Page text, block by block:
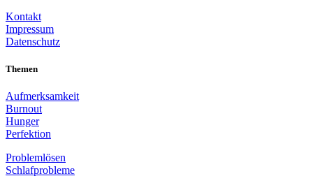
Kontakt
Impressum
Datenschutz
Themen
Aufmerksamkeit
Burnout
Hunger
Perfektion
Problemlösen
Schlafprobleme